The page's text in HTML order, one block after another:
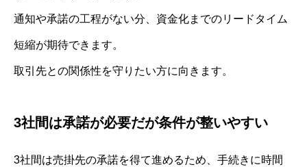
通知や承諾の工程がない分、資金化までのリードタイム
短縮が期待できます。
取引先との関係性を守りたい方に向きます。
3社間は承諾が必要だが条件が整いやすい
3社間は売掛先の承諾を得て進めるため、手続きに時間